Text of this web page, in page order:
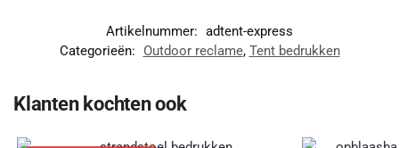
Artikelnummer: adtent-express
Categorieën:
Outdoor reclame, Tent bedrukken
Klanten kochten ook